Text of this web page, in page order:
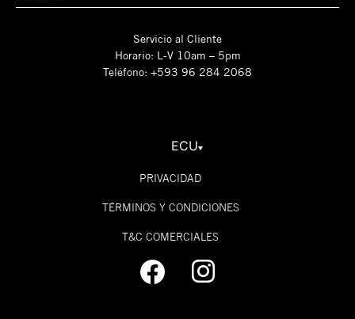
Servicio al Cliente
Horario: L-V 10am – 5pm
Teléfono: +593 96 284 2068
ECU
PRIVACIDAD
TÉRMINOS Y CONDICIONES
T&C COMERCIALES